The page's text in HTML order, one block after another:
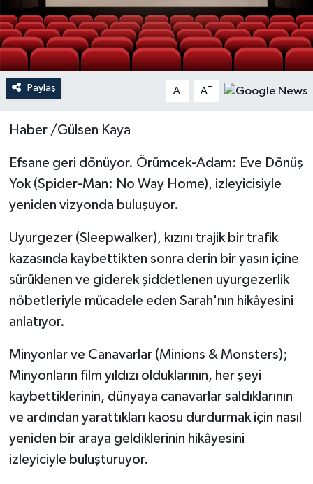
Paylaş A- A+
Haber /Gülsen Kaya
Efsane geri dönüyor. Örümcek-Adam: Eve Dönüş
Yok (Spider-Man: No Way Home), izleyicisiyle
yeniden vizyonda buluşuyor.
Uyurgezer (Sleepwalker), kızını trajik bir trafik
kazasında kaybettikten sonra derin bir yasın içine
sürüklenen ve giderek şiddetlenen uyurgezerlik
nöbetleriyle mücadele eden Sarah'nın hikâyesini
anlatıyor.
Minyonlar ve Canavarlar (Minions & Monsters);
Minyonların film yıldızı olduklarının, her şeyi
kaybettiklerinin, dünyaya canavarlar saldıklarının
ve ardından yarattıkları kaosu durdurmak için nasıl
yeniden bir araya geldiklerinin hikâyesini
izleyiciyle buluşturuyor.
Spor
Sürmanşet